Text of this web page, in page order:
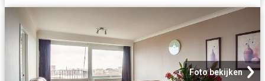
Foto bekijken